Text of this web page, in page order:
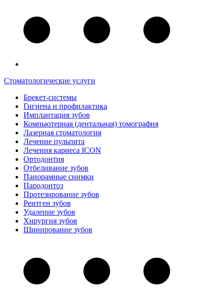
Стоматологические услуги
Брекет-системы
Гигиена и профилактика
Имплантация зубов
Компьютерная (дентальная) томография
Лазерная стоматология
Лечение пульпита
Лечения кариеса ICON
Ортодонтия
Отбеливание зубов
Панорамные снимки
Пародонтоз
Протезирование зубов
Рентген зубов
Удаление зубов
Хирургия зубов
Шинирование зубов